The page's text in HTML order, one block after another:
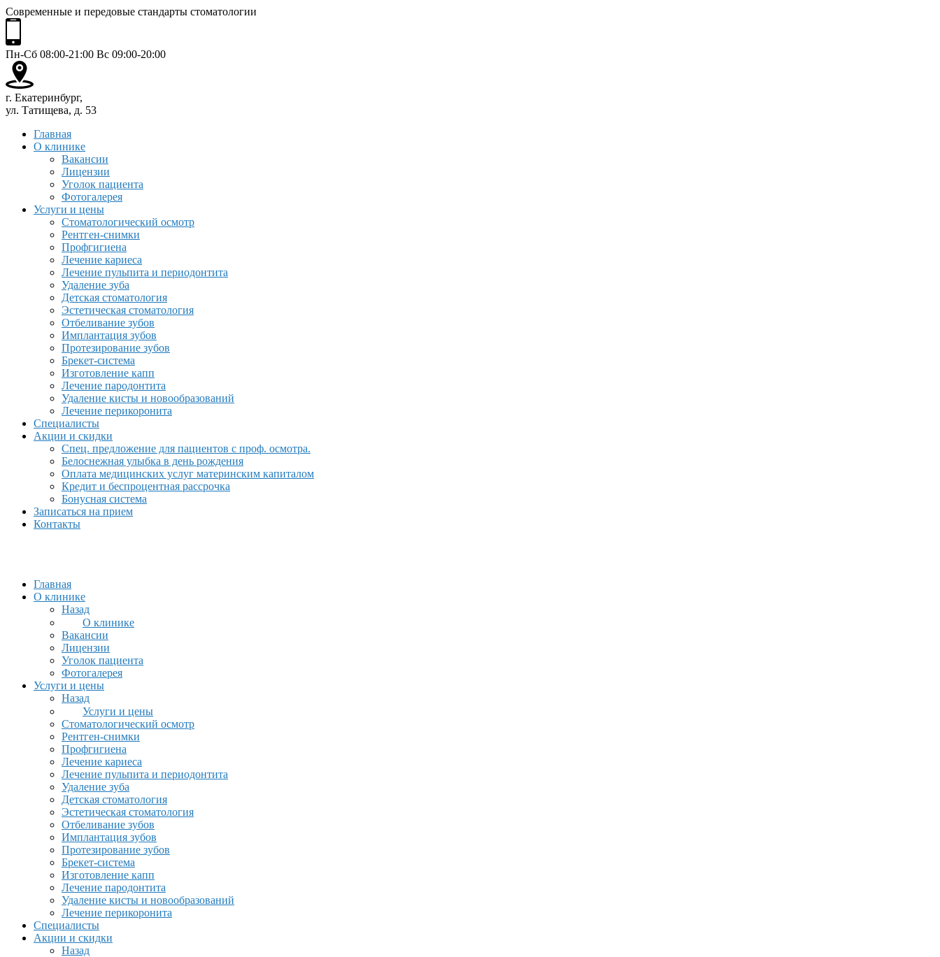
Современные и передовые стандарты стоматологии
Пн-Сб 08:00-21:00 Вс 09:00-20:00
г. Екатеринбург,
ул. Татищева, д. 53
Главная
О клинике
Вакансии
Лицензии
Уголок пациента
Фотогалерея
Услуги и цены
Стоматологический осмотр
Рентген-снимки
Профгигиена
Лечение кариеса
Лечение пульпита и периодонтита
Удаление зуба
Детская стоматология
Эстетическая стоматология
Отбеливание зубов
Имплантация зубов
Протезирование зубов
Брекет-система
Изготовление капп
Лечение пародонтита
Удаление кисты и новообразований
Лечение перикоронита
Специалисты
Акции и скидки
Спец. предложение для пациентов с проф. осмотра.
Белоснежная улыбка в день рождения
Оплата медицинских услуг материнским капиталом
Кредит и беспроцентная рассрочка
Бонусная система
Записаться на прием
Контакты
Главная
О клинике
Назад
О клинике
Вакансии
Лицензии
Уголок пациента
Фотогалерея
Услуги и цены
Назад
Услуги и цены
Стоматологический осмотр
Рентген-снимки
Профгигиена
Лечение кариеса
Лечение пульпита и периодонтита
Удаление зуба
Детская стоматология
Эстетическая стоматология
Отбеливание зубов
Имплантация зубов
Протезирование зубов
Брекет-система
Изготовление капп
Лечение пародонтита
Удаление кисты и новообразований
Лечение перикоронита
Специалисты
Акции и скидки
Назад